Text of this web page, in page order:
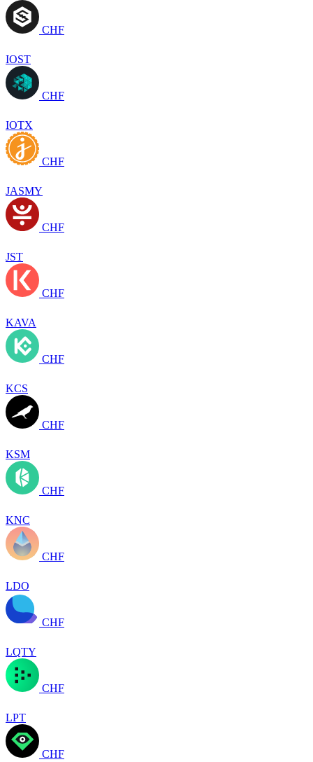
CHF
IOST
CHF
IOTX
CHF
JASMY
CHF
JST
CHF
KAVA
CHF
KCS
CHF
KSM
CHF
KNC
CHF
LDO
CHF
LQTY
CHF
LPT
CHF